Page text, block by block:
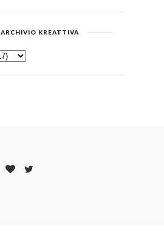
ARCHIVIO KREATTIVA